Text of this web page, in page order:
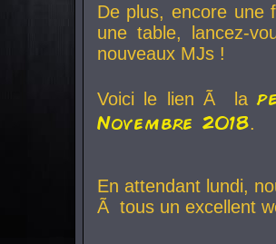
De plus, encore une
une table, lancez-
nouveaux MJs !
Voici le lien Ã la
Novembre 2018.
En attendant lundi,
Ã tous un excellent